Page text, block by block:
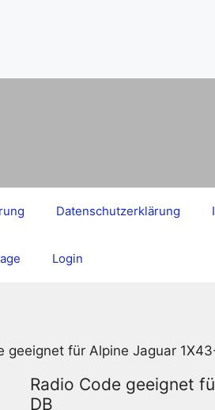
Datenschutzerklärung
Login
geeignet für Alpine Jaguar
Radio Code geeignet
DB